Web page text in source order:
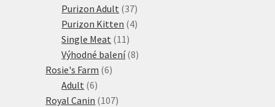
produkty
Purizon Adult 3737
produktů
Purizon Kitten 44
Single Meat 11 11
produktů
Výhodné balení 88
Rosie's Farm 66
Adult 66
produktů
Royal Canin 107107